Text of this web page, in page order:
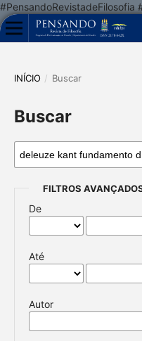
#PensandoRevistadeFilosofia
INÍCIO / Buscar
Buscar
FILTROS
De
Até
Autor